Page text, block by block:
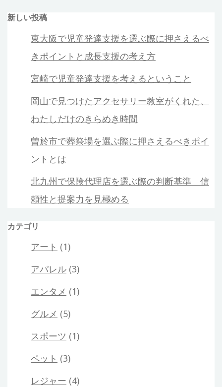
新しい投稿
東大阪で児童発達支援を選ぶ際に押さえるべ
きポイントと成長支援の考え方
宮崎で児童発達支援を考えるということ
岡山で見つけたアクセサリー教室がくれた、
わたしだけのきらめき時間
曽於市で葬祭場を選ぶ際に押さえるべきポイ
ントとは
北九州で保険代理店を選ぶ際の判断基準 信
頼性と提案力を見極める
カテゴリ
アート (1)
アパレル (3)
エンタメ (1)
グルメ (5)
スポーツ (1)
ペット (3)
レジャー (4)